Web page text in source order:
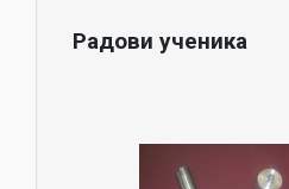
Радови ученика